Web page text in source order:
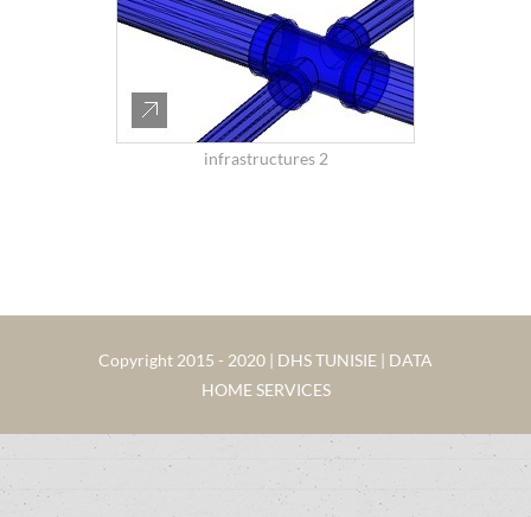
infrastructures 2
Copyright 2015 - 2020 | DHS TUNISIE | DATA
HOME SERVICES